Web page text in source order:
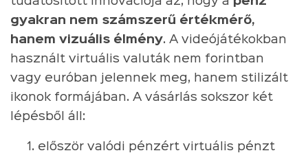
gyakran nem számszerű értékmérő,
hanem vizuális élmény. A videójátékokban
használt virtuális valuták nem forintban
vagy euróban jelennek meg, hanem stilizált
ikonok formájában. A vásárlás sokszor két
lépésből áll:
először valódi pénzért virtuális pénzt